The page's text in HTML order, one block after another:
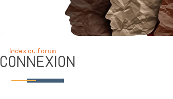
Index du forum
CONNEXION